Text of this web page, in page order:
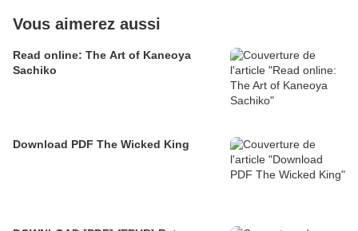
Vous aimerez aussi
Read online: The Art of Kaneoya
Sachiko
Download PDF The Wicked King